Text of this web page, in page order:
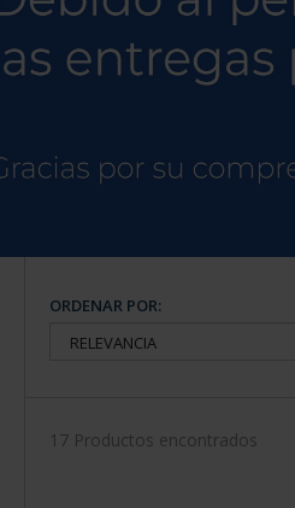
ORDENAR POR:
17 Productos encontrados